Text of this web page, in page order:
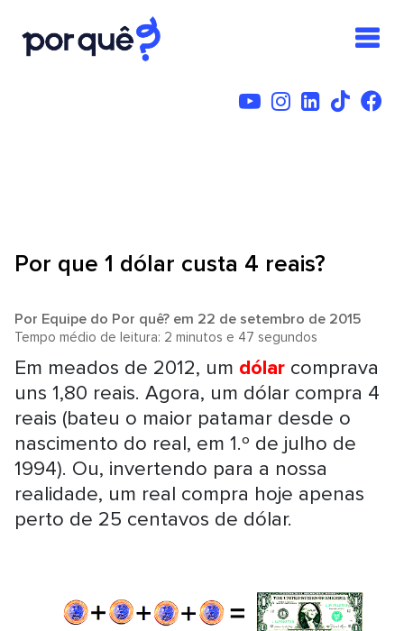
Por que 1 dólar custa 4 reais?
Por Equipe do Por quê? em 22 de setembro de 2015
Tempo médio de leitura: 2 minutos e 47 segundos
Em meados de 2012, um dólar comprava
uns 1,80 reais. Agora, um dólar compra 4
reais (bateu o maior patamar desde o
nascimento do real, em 1.º de julho de
1994). Ou, invertendo para a nossa
realidade, um real compra hoje apenas
perto de 25 centavos de dólar.